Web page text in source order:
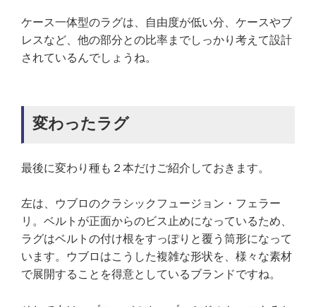
ケース一体型のラグは、自由度が低い分、ケースやブ
レスなど、他の部分との比率までしっかり考えて設計
されているんでしょうね。
変わったラグ
最後に変わり種も２本だけご紹介しておきます。
左は、ウブロのクラシックフュージョン・フェラー
リ。ベルトが正面からのビス止めになっているため、
ラグはベルトの付け根をすっぽりと覆う筒形になって
います。ウブロはこうした複雑な形状を、様々な素材
で展開することを得意としているブランドですね。